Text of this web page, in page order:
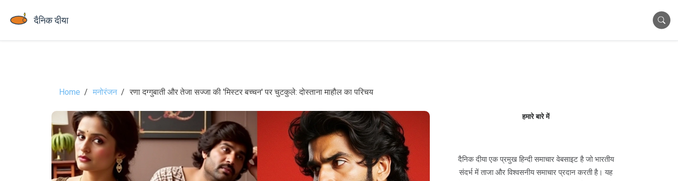
Home मनोरंजन रणा दग्गुबाती और तेजा सज्जा की 'मिस्टर बच्चन' पर चुटकुले: दोस्ताना माहौल का परिचय
हमारे बारे में
दैनिक दीया एक प्रमुख हिन्दी समाचार वेबसाइट है जो भारतीय
संदर्भ में ताजा और विश्वसनीय समाचार प्रदान करती है। यह